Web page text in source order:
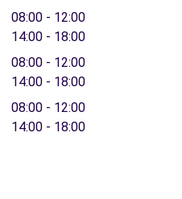
08:00 - 12:00
14:00 - 18:00
08:00 - 12:00
14:00 - 18:00
08:00 - 12:00
14:00 - 18:00